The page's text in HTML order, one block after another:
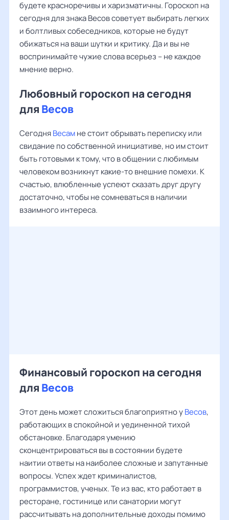
будете красноречивы и харизматичны. Гороскоп на
сегодня для знака Весов советует выбирать легких
и болтливых собеседников, которые не будут
обижаться на ваши шутки и критику. Да и вы не
воспринимайте чужие слова всерьез – не каждое
мнение верно.
Любовный гороскоп на сегодня
для Весов
СегодняВесамне стоит обрывать переписку или
свидание по собственной инициативе, но им стоит
быть готовыми к тому, что в общении с любимым
человеком возникнут какие-то внешние помехи. К
счастью, влюбленные успеют сказать друг другу
достаточно, чтобы не сомневаться в наличии
взаимного интереса.
Финансовый гороскоп на сегодня
для Весов
Этот день может сложиться благоприятно уВесов,
работающих в спокойной и уединенной тихой
обстановке. Благодаря умению
сконцентрироваться вы в состоянии будете
наитии ответы на наиболее сложные и запутанные
вопросы. Успех ждет криминалистов,
программистов, ученых. Те из вас, кто работает в
ресторане, гостинице или санатории могут
рассчитывать на дополнительные доходы помимо